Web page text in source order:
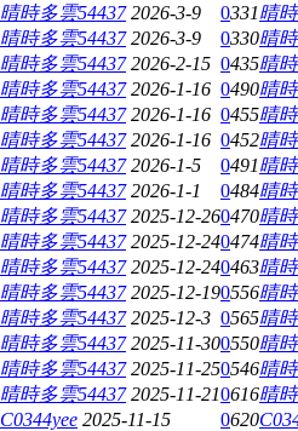
晴時多雲54437 2026-3-9 0331晴
晴時多雲54437 2026-3-9 0330晴
晴時多雲54437 2026-2-15 0435晴
晴時多雲54437 2026-1-16 0490晴
晴時多雲54437 2026-1-16 0455晴
晴時多雲54437 2026-1-16 0452晴
晴時多雲54437 2026-1-5 0491晴
晴時多雲54437 2026-1-1 0484晴
晴時多雲54437 2025-12-260470晴
晴時多雲54437 2025-12-240474晴
晴時多雲54437 2025-12-240463晴
晴時多雲54437 2025-12-190556晴
晴時多雲54437 2025-12-3 0565晴
晴時多雲54437 2025-11-300550晴
晴時多雲54437 2025-11-250546晴
晴時多雲54437 2025-11-210616晴
C0344yee 2025-11-15 0620